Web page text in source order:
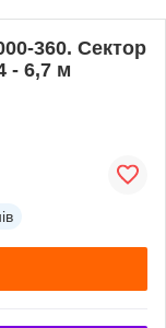
360. Сектор
- 6,7 м